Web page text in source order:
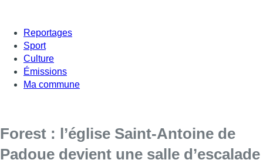
Reportages
Sport
Culture
Émissions
Ma commune
Forest : l’église Saint-Antoine de
Padoue devient une salle d’escalade